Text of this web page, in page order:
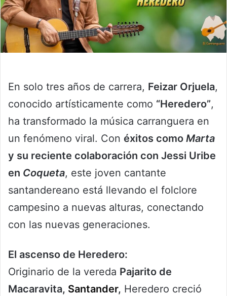
En solo tres años de carrera, Feizar Orjuela,
conocido artísticamente como “Heredero”,
ha transformado la música carranguera en
un fenómeno viral. Con éxitos como Marta
y su reciente colaboración con Jessi Uribe
en Coqueta, este joven cantante
santandereano está llevando el folclore
campesino a nuevas alturas, conectando
con las nuevas generaciones.
El ascenso de Heredero:
Originario de la vereda Pajarito de
Macaravita, Santander, Heredero creció